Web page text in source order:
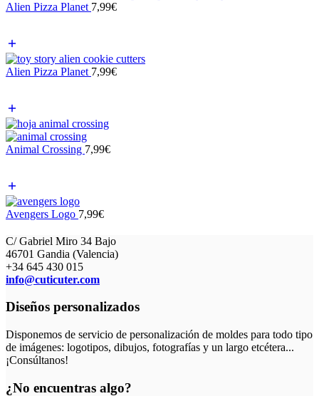
Alien Pizza Planet 7,99€
Alien Pizza Planet 7,99€
Animal Crossing 7,99€
Avengers Logo 7,99€
C/ Gabriel Miro 34 Bajo
46701 Gandia (Valencia)
+34 645 430 015
info@cuticuter.com
Diseños personalizados
Disponemos de servicio de personalización de moldes para todo tipo
de imágenes: logotipos, dibujos, fotografías y un largo etcétera...
¡Consúltanos!
¿No encuentras algo?